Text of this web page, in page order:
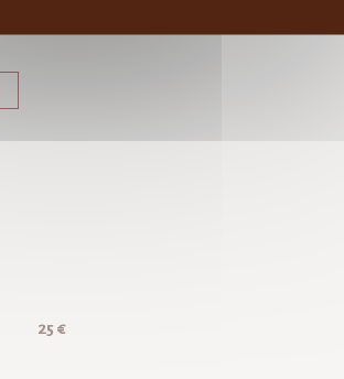
25 €